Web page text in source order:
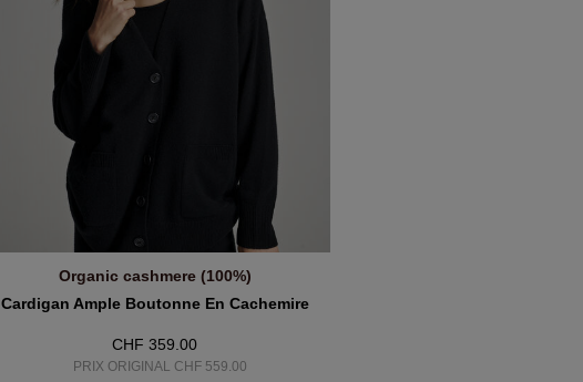
AJOUTER AU PANIER
Organic cashmere (100%)
Cardigan Ample Boutonne En Cachemire
CHF 359.00
PRIX ORIGINAL CHF 559.00